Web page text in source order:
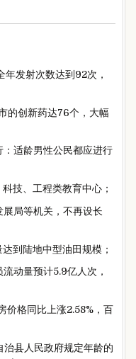
发射次数达到92次，
的创新药达76个，大幅
适龄男性公民都应进行
技、工程类教育中心；
局等机关，不再设长
到陆地中型油田规模；
动量预计5.9亿人次，
价格同比上涨2.58%，百
县人民政府规定年龄的